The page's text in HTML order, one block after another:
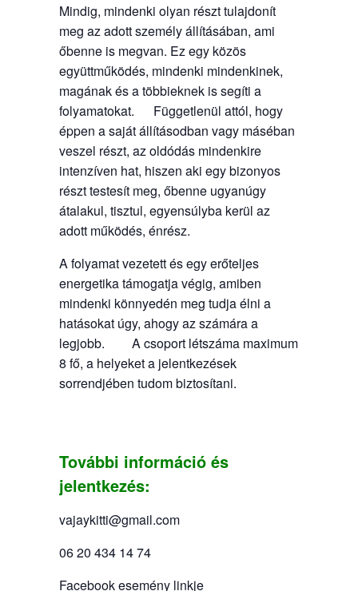
Mindig, mindenki olyan részt tulajdonít
meg az adott személy állításában, ami
őbenne is megvan. Ez egy közös
együttműködés, mindenki mindenkinek,
magának és a többieknek is segíti a
folyamatokat. Függetlenül attól, hogy
éppen a saját állításodban vagy máséban
veszel részt, az oldódás mindenkire
intenzíven hat, hiszen aki egy bizonyos
részt testesít meg, őbenne ugyanúgy
átalakul, tisztul, egyensúlyba kerül az
adott működés, énrész.
A folyamat vezetett és egy erőteljes
energetika támogatja végig, amiben
mindenki könnyedén meg tudja élni a
hatásokat úgy, ahogy az számára a
legjobb. A csoport létszáma maximum
8 fő, a helyeket a jelentkezések
sorrendjében tudom biztosítani.
További információ és
jelentkezés:
vajaykitti@gmail.com
06 20 434 14 74
Facebook esemény linkje